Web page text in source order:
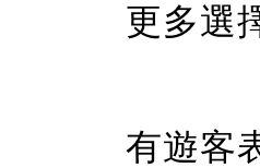
更多選
有遊客